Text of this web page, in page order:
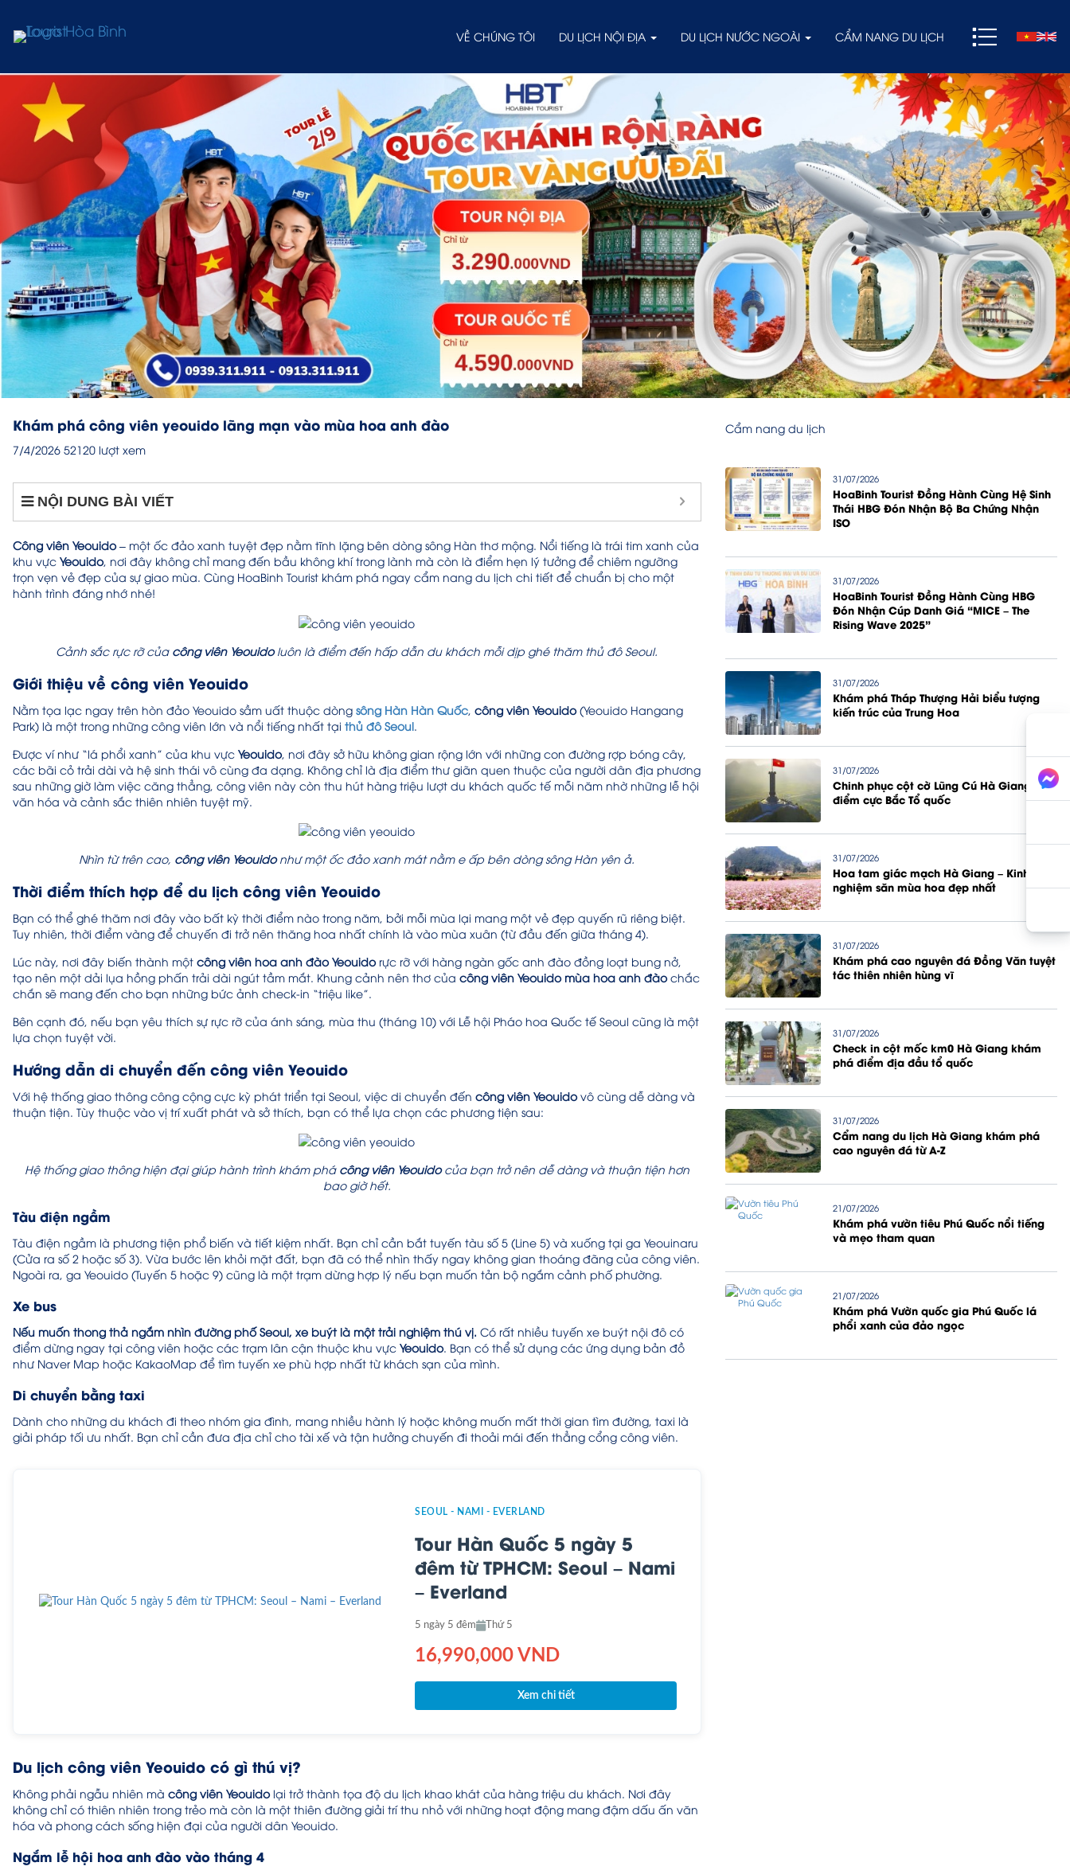
VỀ CHÚNG TÔI DU LỊCH NỘI ĐỊA DU LỊCH NƯỚC NGOÀI CẨM NANG DU LỊCH
Khám phá công viên yeouido lãng mạn vào mùa hoa anh đào
7/4/2026 52120 lượt xem
NỘI DUNG BÀI VIẾT
Công viên Yeouido– một ốc đảo xanh tuyệt đẹp nằm tĩnh lặng bên dòng sông Hàn thơ mộng. Nổi tiếng là trái tim xanh của
khu vực Yeouido, nơi đây không chỉ mang đến bầu không khí trong lành mà còn là điểm hẹn lý tưởng để chiêm ngưỡng
trọn vẹn vẻ đẹp của sự giao mùa. Cùng HoaBinh Tourist khám phá ngay cẩm nang du lịch chi tiết để chuẩn bị cho một
hành trình đáng nhớ nhé!
Cảnh sắc rực rỡ của công viên Yeouidoluôn là điểm đến hấp dẫn du khách mỗi dịp ghé thăm thủ đô Seoul.
Giới thiệu về công viên Yeouido
Nằm tọa lạc ngay trên hòn đảo Yeouido sầm uất thuộc dòng sông Hàn Hàn Quốc công viên Yeouido(Yeouido Hangang
Park) là một trong những công viên lớn và nổi tiếng nhất tại thủ đô Seoul
Được ví như “lá phổi xanh” của khu vực Yeouido, nơi đây sở hữu không gian rộng lớn với những con đường rợp bóng cây,
các bãi cỏ trải dài và hệ sinh thái vô cùng đa dạng. Không chỉ là địa điểm thư giãn quen thuộc của người dân địa phương
sau những giờ làm việc căng thẳng, công viên này còn thu hút hàng triệu lượt du khách quốc tế mỗi năm nhờ những lễ hội
văn hóa và cảnh sắc thiên nhiên tuyệt mỹ.
Nhìn từ trên cao, công viên Yeouidonhư một ốc đảo xanh mát nằm e ấp bên dòng sông Hàn yên ả.
Thời điểm thích hợp để du lịch công viên Yeouido
Bạn có thể ghé thăm nơi đây vào bất kỳ thời điểm nào trong năm, bởi mỗi mùa lại mang một vẻ đẹp quyến rũ riêng biệt.
Tuy nhiên, thời điểm vàng để chuyến đi trở nên thăng hoa nhất chính là vào mùa xuân (từ đầu đến giữa tháng 4).
Lúc này, nơi đây biến thành một công viên hoa anh đào Yeouidorực rỡ với hàng ngàn gốc anh đào đồng loạt bung nở,
tạo nên một dải lụa hồng phấn trải dài ngút tầm mắt. Khung cảnh nên thơ của công viên Yeouido mùa hoa anh đàochắc
chắn sẽ mang đến cho bạn những bức ảnh check-in “triệu like”.
Bên cạnh đó, nếu bạn yêu thích sự rực rỡ của ánh sáng, mùa thu (tháng 10) với Lễ hội Pháo hoa Quốc tế Seoul cũng là một
lựa chọn tuyệt vời.
Hướng dẫn di chuyển đến công viên Yeouido
Với hệ thống giao thông công cộng cực kỳ phát triển tại Seoul, việc di chuyển đến công viên Yeouidovô cùng dễ dàng và
thuận tiện. Tùy thuộc vào vị trí xuất phát và sở thích, bạn có thể lựa chọn các phương tiện sau:
Hệ thống giao thông hiện đại giúp hành trình khám phá công viên Yeouidocủa bạn trở nên dễ dàng và thuận tiện hơn
bao giờ hết.
Tàu điện ngầm
Tàu điện ngầm là phương tiện phổ biến và tiết kiệm nhất. Bạn chỉ cần bắt tuyến tàu số 5 (Line 5) và xuống tại ga Yeouinaru
(Cửa ra số 2 hoặc số 3). Vừa bước lên khỏi mặt đất, bạn đã có thể nhìn thấy ngay không gian thoáng đãng của công viên.
Ngoài ra, ga Yeouido (Tuyến 5 hoặc 9) cũng là một trạm dừng hợp lý nếu bạn muốn tản bộ ngắm cảnh phố phường.
Xe bus
Nếu muốn thong thả ngắm nhìn đường phố Seoul, xe buýt là một trải nghiệm thú vị. Có rất nhiều tuyến xe buýt nội đô có
điểm dừng ngay tại công viên hoặc các trạm lân cận thuộc khu vực Yeouido. Bạn có thể sử dụng các ứng dụng bản đồ
như Naver Map hoặc KakaoMap để tìm tuyến xe phù hợp nhất từ khách sạn của mình.
Di chuyển bằng taxi
Dành cho những du khách đi theo nhóm gia đình, mang nhiều hành lý hoặc không muốn mất thời gian tìm đường, taxi là
giải pháp tối ưu nhất. Bạn chỉ cần đưa địa chỉ cho tài xế và tận hưởng chuyến đi thoải mái đến thẳng cổng công viên.
SEOUL - NAMI - EVERLAND
Tour Hàn Quốc 5 ngày 5
đêm từ TPHCM: Seoul – Nami
– Everland
5 ngày 5 đêm Thứ 5
16,990,000 VND
Xem chi tiết
Du lịch công viên Yeouido có gì thú vị?
Không phải ngẫu nhiên mà công viên Yeouidolại trở thành tọa độ du lịch khao khát của hàng triệu du khách. Nơi đây
không chỉ có thiên nhiên trong trẻo mà còn là một thiên đường giải trí thu nhỏ với những hoạt động mang đậm dấu ấn văn
hóa và phong cách sống hiện đại của người dân Yeouido.
Ngắm lễ hội hoa anh đào vào tháng 4
Cẩm nang du lịch
31/07/2026
HoaBinh Tourist Đồng Hành Cùng Hệ Sinh
Thái HBG Đón Nhận Bộ Ba Chứng Nhận
ISO
31/07/2026
HoaBinh Tourist Đồng Hành Cùng HBG
Đón Nhận Cúp Danh Giá “MICE – The
Rising Wave 2025”
31/07/2026
Khám phá Tháp Thượng Hải biểu tượng
kiến trúc của Trung Hoa
31/07/2026
Chinh phục cột cờ Lũng Cú Hà Giang
điểm cực Bắc Tổ quốc
31/07/2026
Hoa tam giác mạch Hà Giang – Kinh
nghiệm săn mùa hoa đẹp nhất
31/07/2026
Khám phá cao nguyên đá Đồng Văn tuyệt
tác thiên nhiên hùng vĩ
31/07/2026
Check in cột mốc km0 Hà Giang khám
phá điểm địa đầu tổ quốc
31/07/2026
Cẩm nang du lịch Hà Giang khám phá
cao nguyên đá từ A-Z
21/07/2026
Khám phá vườn tiêu Phú Quốc nổi tiếng
và mẹo tham quan
21/07/2026
Khám phá Vườn quốc gia Phú Quốc lá
phổi xanh của đảo ngọc